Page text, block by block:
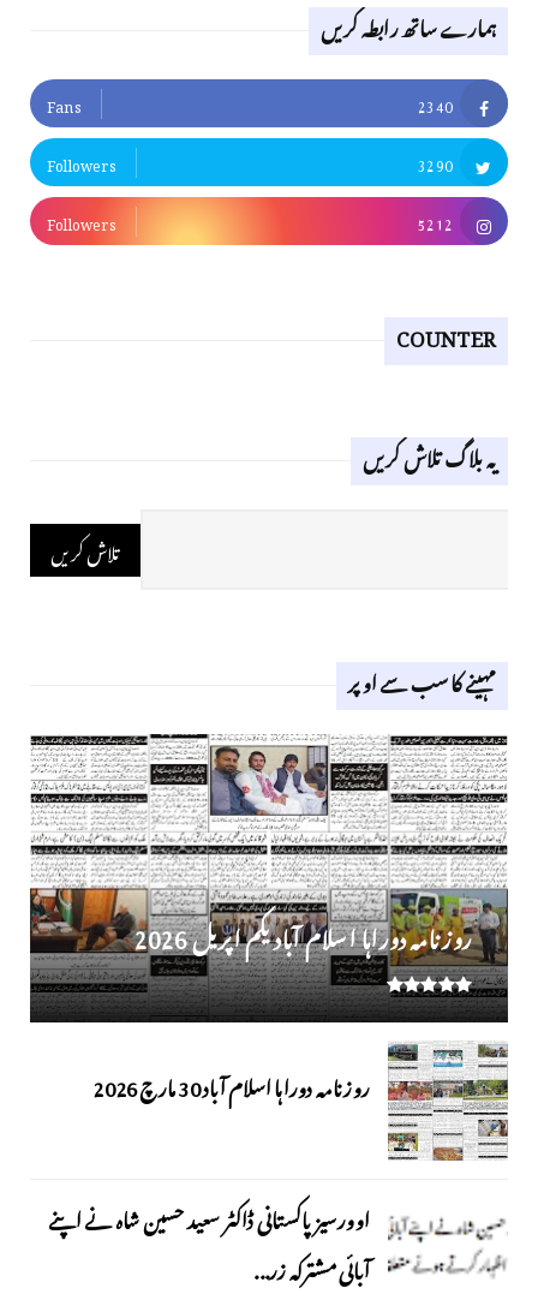
ہمارے ساتھ رابطہ کریں
2340
Fans
3290
Followers
5212
Followers
COUNTER
یہ بلاگ تلاش کریں
مہینے کا سب سے اوپر
روز نامہ دوراہا اسلام آباد یکم اپریل 2026
روزنامہ دوراہا اسلام آباد 30 مارچ 2026
اوورسیز پاکستانی ڈاکٹر سعید حسین شاہ نے اپنے
آبائی مشترکہ زر...